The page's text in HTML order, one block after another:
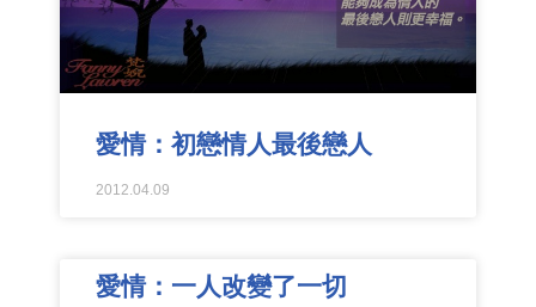
愛情：初戀情人最後戀人
2012.04.09
愛情：一人改變了一切